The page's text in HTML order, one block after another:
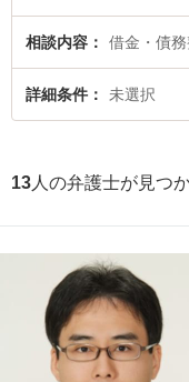
のトラブルを今すぐに弁護
実績豊富な近くの弁護士を
相談できる甲府市内の弁護
相談内容 借金・債
詳細条件 未選択
13 人の弁護士が見つ